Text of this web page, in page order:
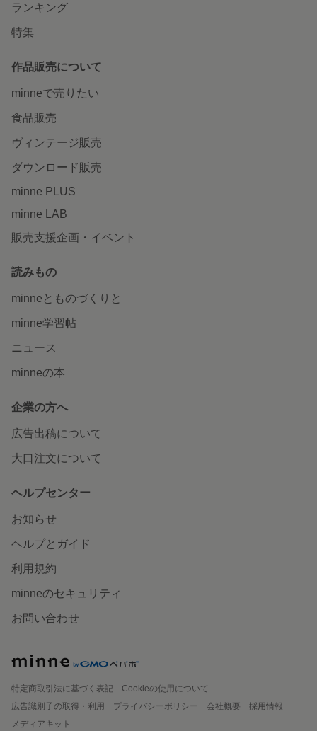
ランキング
特集
作品販売について
minneで売りたい
食品販売
ヴィンテージ販売
ダウンロード販売
minne PLUS
minne LAB
販売支援企画・イベント
読みもの
minneとものづくりと
minne学習帖
ニュース
minneの本
企業の方へ
広告出稿について
大口注文について
ヘルプセンター
お知らせ
ヘルプとガイド
利用規約
minneのセキュリティ
お問い合わせ
特定商取引法に基づく表記
Cookieの使用について
広告識別子の取得・利用
プライバシーポリシー 会社概要
採用情報
メディアキット